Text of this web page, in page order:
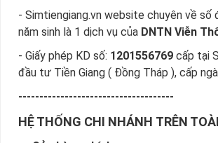
- Simtiengiang.vn website chuyên về số
năm sinh là 1 dịch vụ của DNTN Viễn
- Giấy phép KD số: 1201556769 cấp tại
đầu tư Tiền Giang ( Đồng Tháp ), cấp
-------------------------------------
HỆ THỐNG CHI NHÁNH TRÊN